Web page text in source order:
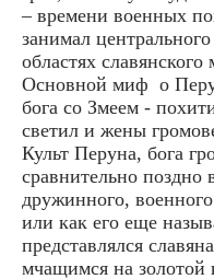
– времени военных
занимал
областях
Основной миф о
бога со Змеем -
светил и жены
Культ Перуна, бога
сравнительно поздно
дружинного,
или как его еще
представлялся
мчащимся на золотой